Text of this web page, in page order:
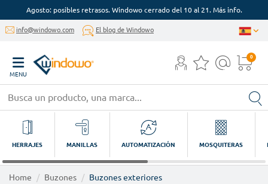
Agosto: posibles retrasos. Windowo cerrado del 10 al 21. Más info.
info@windowo.com El blog de Windowo
MENU
0
HERRAJES MANILLAS AUTOMATIZACIÓN MOSQUITERAS
Home Buzones Buzones exteriores